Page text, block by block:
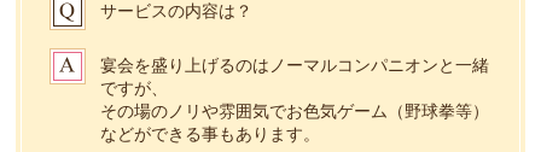
サービスの内容は？
宴会を盛り上げるのはノーマルコンパニオンと一緒
ですが、
その場のノリや雰囲気でお色気ゲーム（野球拳等）
などができる事もあります。